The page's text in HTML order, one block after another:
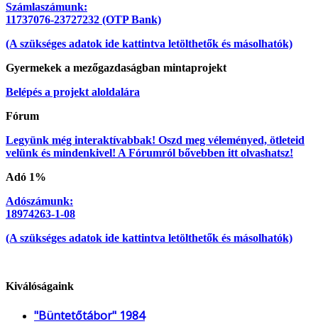
Számlaszámunk:
11737076-23727232 (OTP Bank)
(A szükséges adatok ide kattintva letölthetők és másolhatók)
Gyermekek a mezőgazdaságban mintaprojekt
Belépés a projekt aloldalára
Fórum
Legyünk még interaktívabbak! Oszd meg véleményed, ötleteid
velünk és mindenkivel! A Fórumról bővebben itt olvashatsz!
Adó 1%
Adószámunk:
18974263-1-08
(A szükséges adatok ide kattintva letölthetők és másolhatók)
Kiválóságaink
"Büntetőtábor" 1984